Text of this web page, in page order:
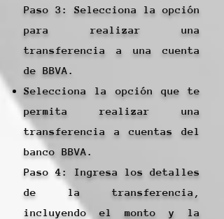
Paso 3: Selecciona la opción
para realizar una
transferencia a una cuenta
de BBVA.
Selecciona la opción que te
permita realizar una
transferencia a cuentas del
banco BBVA.
Paso 4: Ingresa los detalles
de la transferencia,
incluyendo el monto y la